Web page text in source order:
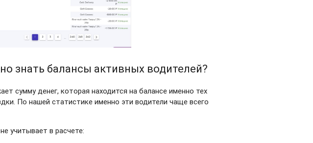
знать балансы активных водителей?
сумму денег, которая находится на балансе именно тех
По нашей статистике именно эти водители чаще всего
учитывает в расчете: